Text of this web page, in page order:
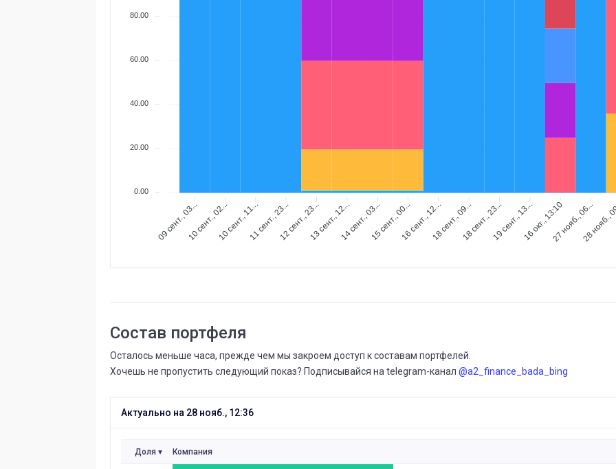
80.00
60.00
40.00
20.00
0.00
09 сент., 03...10 сент., 02...10 сент., 11...11 сент., 23...12 сент., 23...13 сент., 12...14 сент., 03...15 сент., 00...16 сент., 12...18 сент., 09...18 сент., 23...19 сент., 13...16 окт., 13:1027 нояб., 06...
28
Состав портфеля
Осталось меньше часа, прежде чем мы закроем доступ к составам портфелей.
Хочешь не пропустить следующий показ? Подписывайся на telegram-канал @a2_finance_bada_bing
Актуально на 28 нояб., 12:36
Доля Компания